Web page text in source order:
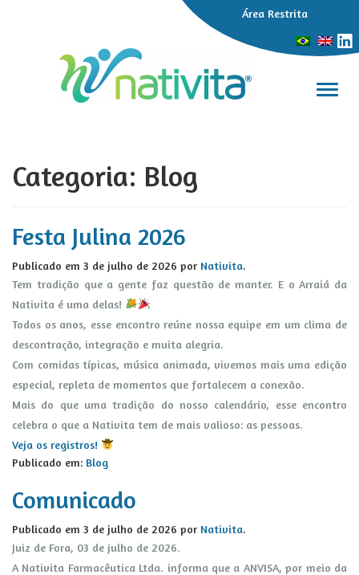
Área Restrita
Categoria: Blog
Festa Julina 2026
Publicado em 3 de julho de 2026 por Nativita.
Tem tradição que a gente faz questão de manter. E o Arraiá da
Nativita é uma delas!
Todos os anos, esse encontro reúne nossa equipe em um clima de
descontração, integração e muita alegria.
Com comidas típicas, música animada, vivemos mais uma edição
especial, repleta de momentos que fortalecem a conexão.
Mais do que uma tradição do nosso calendário, esse encontro
celebra o que a Nativita tem de mais valioso: as pessoas.
Veja os registros!
Publicado em: Blog
Comunicado
Publicado em 3 de julho de 2026 por Nativita.
Juiz de Fora, 03 de julho de 2026.
A Nativita Farmacêutica Ltda. informa que a ANVISA, por meio da